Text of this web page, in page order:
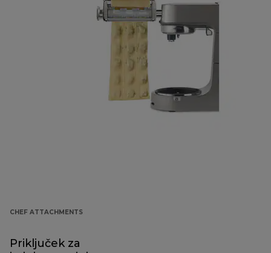
CHEF ATTACHMENTS
Priključek za